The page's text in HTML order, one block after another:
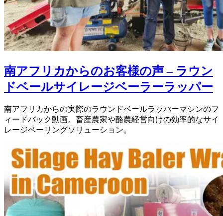
南アフリカからのお客様の声 – ラウン
ドベールサイレージベーラーラッパー
南アフリカからの実際のラウンドベールラッパーマシンのフ
ィードバック動画。畜産農家や酪農経営向けの効率的なサイ
レージベーリングソリューション。